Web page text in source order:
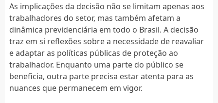
As implicações da decisão não se limitam apenas aos
trabalhadores do setor, mas também afetam a
dinâmica previdenciária em todo o Brasil. A decisão
traz em si reflexões sobre a necessidade de reavaliar
e adaptar as políticas públicas de proteção ao
trabalhador. Enquanto uma parte do público se
beneficia, outra parte precisa estar atenta para as
nuances que permanecem em vigor.